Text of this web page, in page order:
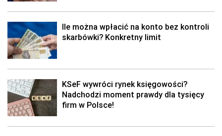
Ile można wpłacić na konto bez kontroli
skarbówki? Konkretny limit
KSeF wywróci rynek księgowości?
Nadchodzi moment prawdy dla tysięcy
firm w Polsce!